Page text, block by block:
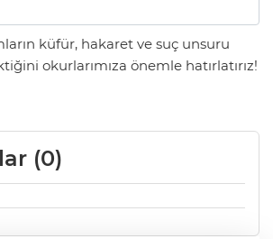
küfür, hakaret ve suç unsuru
okurlarımıza önemle hatırlatırız!
(0)